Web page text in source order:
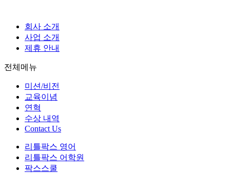
회사 소개
사업 소개
제휴 안내
전체메뉴
미션/비전
교육이념
연혁
수상 내역
Contact Us
리틀팍스 영어
리틀팍스 어학원
팍스스쿨